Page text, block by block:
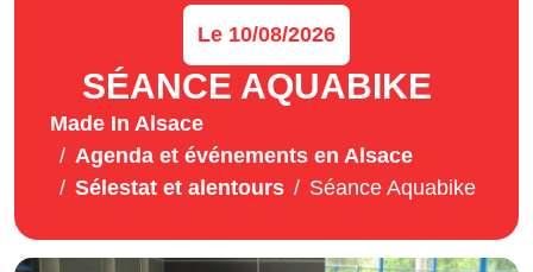
Le 10/08/2026
SÉANCE AQUABIKE
Made In Alsace
Agenda et événements en Alsace
Sélestat et alentours
Séance Aquabike